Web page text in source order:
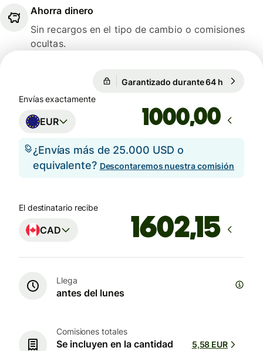
Ahorra dinero
Sin recargos en el tipo de cambio o comisiones
ocultas.
Garantizado durante 64 h
Envías exactamente
EUR ,00
¿Envías más de 25.000 USD o
equivalente? Descontaremos nuestra comisión
El destinatario recibe
CAD
Llega
antes del lunes
Comisiones totales
Se incluyen en la cantidad
5,58 EUR